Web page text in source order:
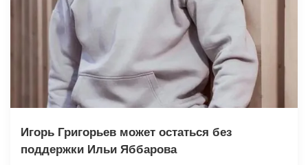
Игорь Григорьев может остаться без
поддержки Ильи Яббарова